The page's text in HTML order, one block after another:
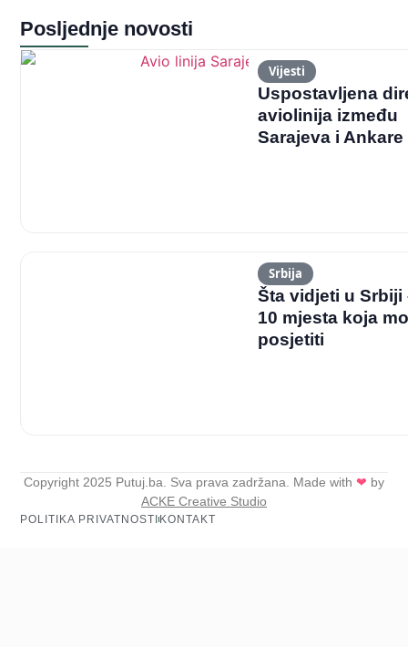
Posljednje novosti
Vijesti
Uspostavljena
aviolinija između
Sarajeva i Ankare
Srbija
Šta vidjeti u Srbiji
10 mjesta koja
posjetiti
Copyright 2025 Putuj.ba. Sva prava zadržana. Made with ❤ by
ACKE Creative Studio
POLITIKA PRIVATNOSTIKONTAKT